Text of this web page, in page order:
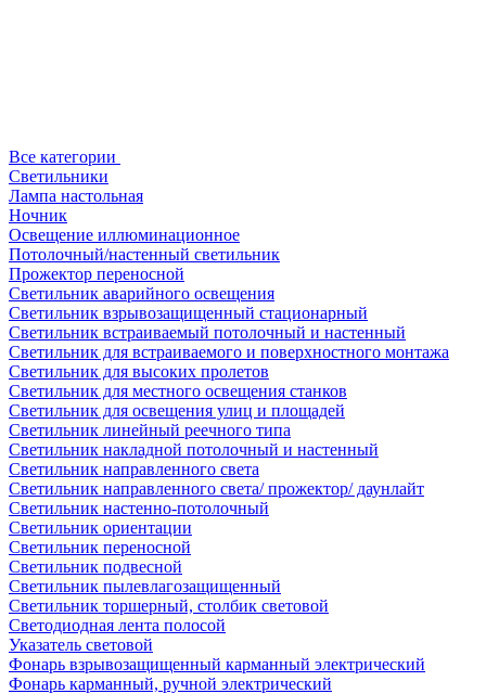
Все категории
Светильники
Лампа настольная
Ночник
Освещение иллюминационное
Потолочный/настенный светильник
Прожектор переносной
Светильник аварийного освещения
Светильник взрывозащищенный стационарный
Светильник встраиваемый потолочный и настенный
Светильник для встраиваемого и поверхностного монтажа
Светильник для высоких пролетов
Светильник для местного освещения станков
Светильник для освещения улиц и площадей
Светильник линейный реечного типа
Светильник накладной потолочный и настенный
Светильник направленного света
Светильник направленного света/ прожектор/ даунлайт
Светильник настенно-потолочный
Светильник ориентации
Светильник переносной
Светильник подвесной
Светильник пылевлагозащищенный
Светильник торшерный, столбик световой
Светодиодная лента полосой
Указатель световой
Фонарь взрывозащищенный карманный электрический
Фонарь карманный, ручной электрический